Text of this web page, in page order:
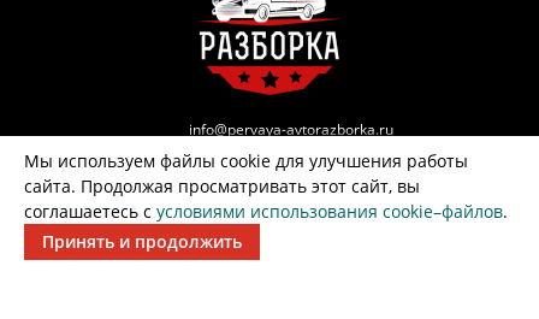
info@pervaya-avtorazborka.ru
г. Воронеж, Советский р-н, ул. Большая 1Д
г. Воронеж, территория Промышленная,
Рамонский р-он, Воронежская обл.
Мы используем файлы cookie для улучшения работы
сайта. Продолжая просматривать этот сайт, вы
соглашаетесь с условиями использования cookie–файлов.
Принять и продолжить